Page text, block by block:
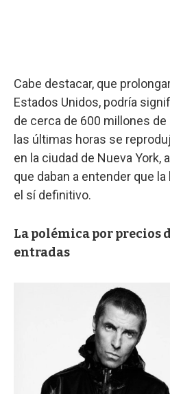
Cabe destacar, que
Estados Unidos, podría
de cerca de 600 millones de
las últimas horas se
en la ciudad de Nueva York,
que daban a entender que la
el sí definitivo.
La polémica por precios
entradas